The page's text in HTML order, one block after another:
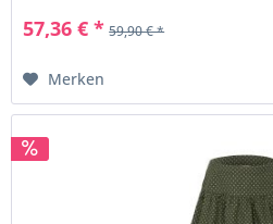
57,36 € * 59,90 € *
Merken